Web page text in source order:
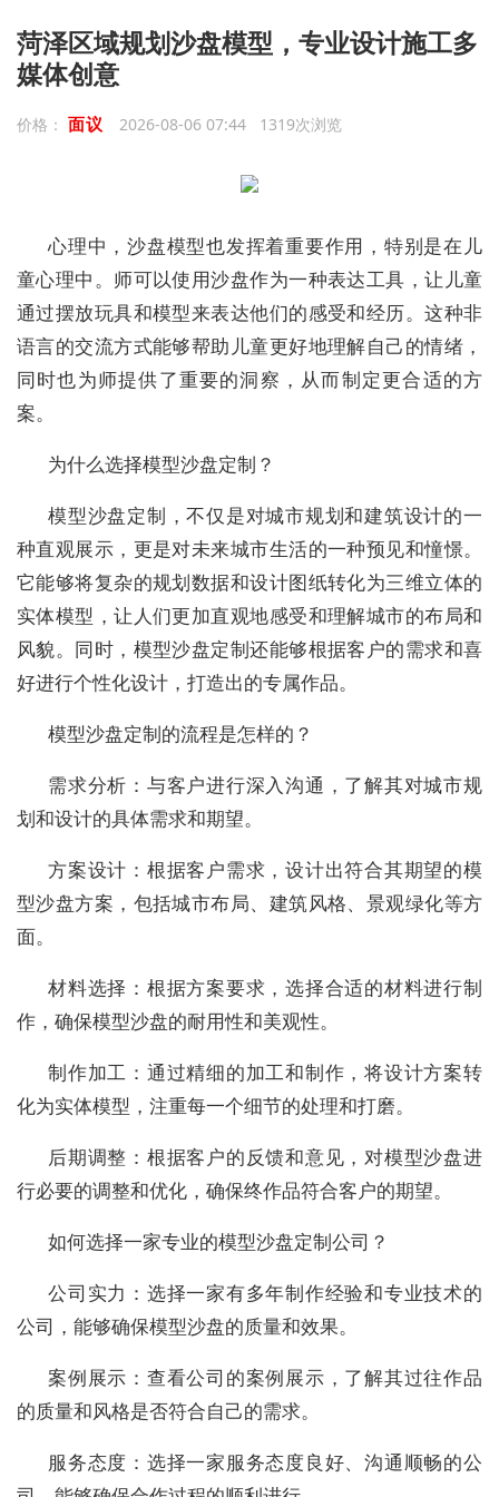
菏泽区域规划沙盘模型，专业设计施工多
媒体创意
价格： 面议 2026-08-06 07:44 1319次浏览
心理中，沙盘模型也发挥着重要作用，特别是在儿
童心理中。师可以使用沙盘作为一种表达工具，让儿童
通过摆放玩具和模型来表达他们的感受和经历。这种非
语言的交流方式能够帮助儿童更好地理解自己的情绪，
同时也为师提供了重要的洞察，从而制定更合适的方
案。
为什么选择模型沙盘定制？
模型沙盘定制，不仅是对城市规划和建筑设计的一
种直观展示，更是对未来城市生活的一种预见和憧憬。
它能够将复杂的规划数据和设计图纸转化为三维立体的
实体模型，让人们更加直观地感受和理解城市的布局和
风貌。同时，模型沙盘定制还能够根据客户的需求和喜
好进行个性化设计，打造出的专属作品。
模型沙盘定制的流程是怎样的？
需求分析：与客户进行深入沟通，了解其对城市规
划和设计的具体需求和期望。
方案设计：根据客户需求，设计出符合其期望的模
型沙盘方案，包括城市布局、建筑风格、景观绿化等方
面。
材料选择：根据方案要求，选择合适的材料进行制
作，确保模型沙盘的耐用性和美观性。
制作加工：通过精细的加工和制作，将设计方案转
化为实体模型，注重每一个细节的处理和打磨。
后期调整：根据客户的反馈和意见，对模型沙盘进
行必要的调整和优化，确保终作品符合客户的期望。
如何选择一家专业的模型沙盘定制公司？
公司实力：选择一家有多年制作经验和专业技术的
公司，能够确保模型沙盘的质量和效果。
案例展示：查看公司的案例展示，了解其过往作品
的质量和风格是否符合自己的需求。
服务态度：选择一家服务态度良好、沟通顺畅的公